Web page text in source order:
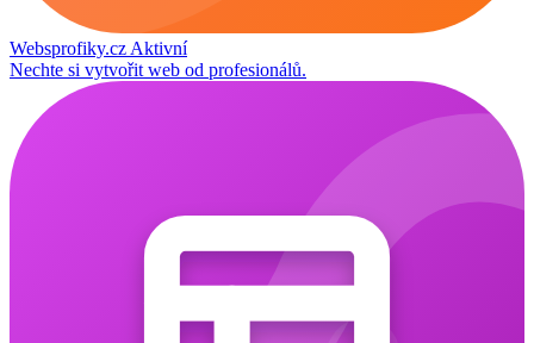
Websprofiky.cz Aktivní
Nechte si vytvořit web od profesionálů.